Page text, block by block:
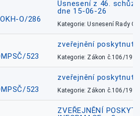
O/286
Usnesení z 46.
dne 15-06-26
Kategorie: Usnesení Rady
523
zveřejnění
Kategorie: Zákon č.106/1999
523
zveřejnění
Kategorie: Zákon č.106/1999
ZVEŘEJNĚNÍ